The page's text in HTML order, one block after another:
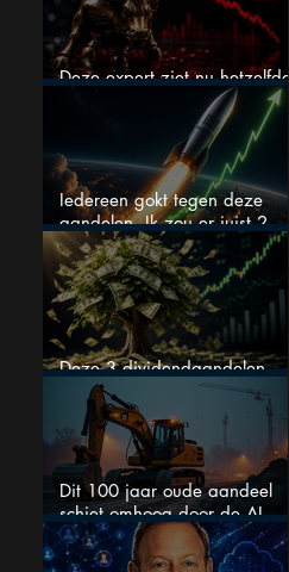
Deze expert ziet nu hetzelfde
als voor de crash van 1987
Iedereen gokt tegen deze
aandelen. Ik zou er juist 2
kopen
Deze 3 dividendaandelen
kunnen binnenkort flink stijgen
Dit 100 jaar oude aandeel
schiet omhoog door de AI-
boom